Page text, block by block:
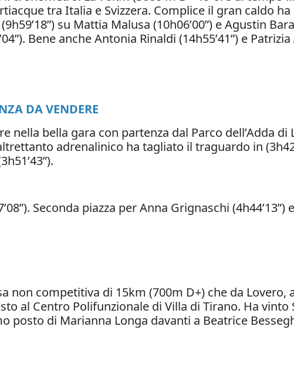
tra Italia e Svizzera. Complice il gran caldo
su Mattia Malusa (10h06’00”) e Agustin
Bene anche Antonia Rinaldi (14h55’41”) e Patrizia
DA VENDERE
nella bella gara con partenza dal Parco dell’Adda
adrenalinico ha tagliato il traguardo in
Seconda piazza per Anna Grignaschi (4h44’13”)
non competitiva di 15km (700m D+) che da Lovero,
al Centro Polifunzionale di Villa di Tirano. Ha vinto
posto di Marianna Longa davanti a Beatrice